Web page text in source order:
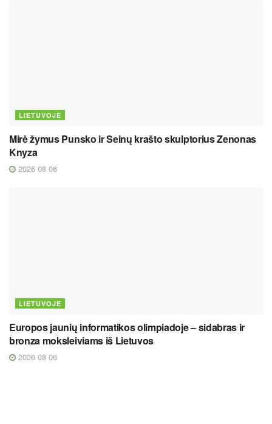
LIETUVOJE
Mirė žymus Punsko ir Seinų krašto skulptorius Zenonas
Knyza
2026 08 06
LIETUVOJE
Europos jaunių informatikos olimpiadoje – sidabras ir
bronza moksleiviams iš Lietuvos
2026 08 06